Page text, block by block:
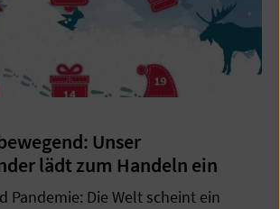
Unser
lädt zum Handeln ein
Pandemie: Die Welt scheint ein